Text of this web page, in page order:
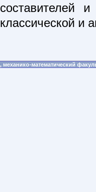
составителей
классической и
математический